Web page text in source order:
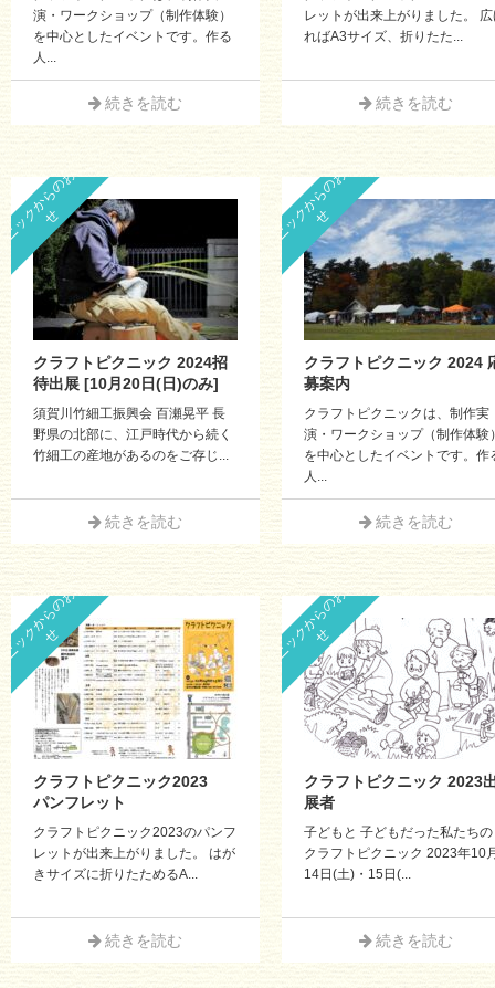
演・ワークショップ（制作体験）
を中心としたイベントです。作る
人...
続きを読む
レットが出来上がりました。
ればA3サイズ、折りたた...
続きを読む
せ
クラフトピクニック 2024招
待出展 [10月20日(日)のみ]
須賀川竹細工振興会 百瀬晃平 長
野県の北部に、江戸時代から続く
竹細工の産地があるのをご存じ...
続きを読む
ピ
ク
ニ
ッ
ク
か
ら
の
お
知
ら
せ
クラフトピクニック 2024
募案内
クラフトピクニックは、制作実
演・ワークショップ（制作体験
を中心としたイベントです。作
人...
続きを読む
せ
クラフトピクニック2023
パンフレット
クラフトピクニック2023のパンフ
レットが出来上がりました。 はが
きサイズに折りたためるA...
続きを読む
ピ
ク
ニ
ッ
ク
か
ら
の
お
知
ら
せ
クラフトピクニック 2023
展者
子どもと 子どもだった私たちの
クラフトピクニック 2023年10
14日(土)・15日(...
続きを読む